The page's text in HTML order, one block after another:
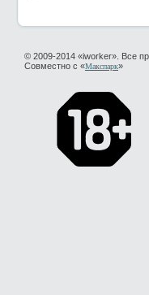
© 2009-2014 «iworker». Все
Совместно с «Макспарк»